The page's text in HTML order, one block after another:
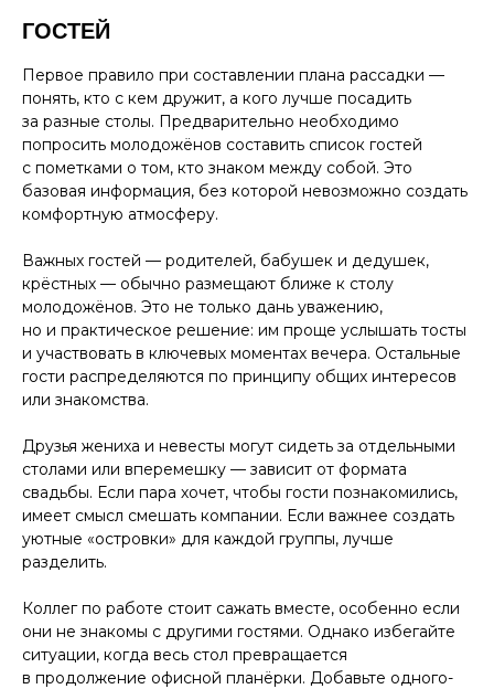
ГОСТЕЙ
Первое правило при составлении плана рассадки —
понять, кто с кем дружит, а кого лучше посадить
за разные столы. Предварительно необходимо
попросить молодожёнов составить список гостей
с пометками о том, кто знаком между собой. Это
базовая информация, без которой невозможно создать
комфортную атмосферу.
Важных гостей — родителей, бабушек и дедушек,
крёстных — обычно размещают ближе к столу
молодожёнов. Это не только дань уважению,
но и практическое решение: им проще услышать тосты
и участвовать в ключевых моментах вечера. Остальные
гости распределяются по принципу общих интересов
или знакомства.
Друзья жениха и невесты могут сидеть за отдельными
столами или вперемешку — зависит от формата
свадьбы. Если пара хочет, чтобы гости познакомились,
имеет смысл смешать компании. Если важнее создать
уютные «островки» для каждой группы, лучше
разделить.
Коллег по работе стоит сажать вместе, особенно если
они не знакомы с другими гостями. Однако избегайте
ситуации, когда весь стол превращается
в продолжение офисной планёрки. Добавьте одного-